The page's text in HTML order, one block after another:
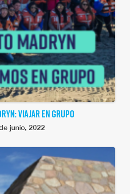
VIAJAR EN GRUPO
junio, 2022